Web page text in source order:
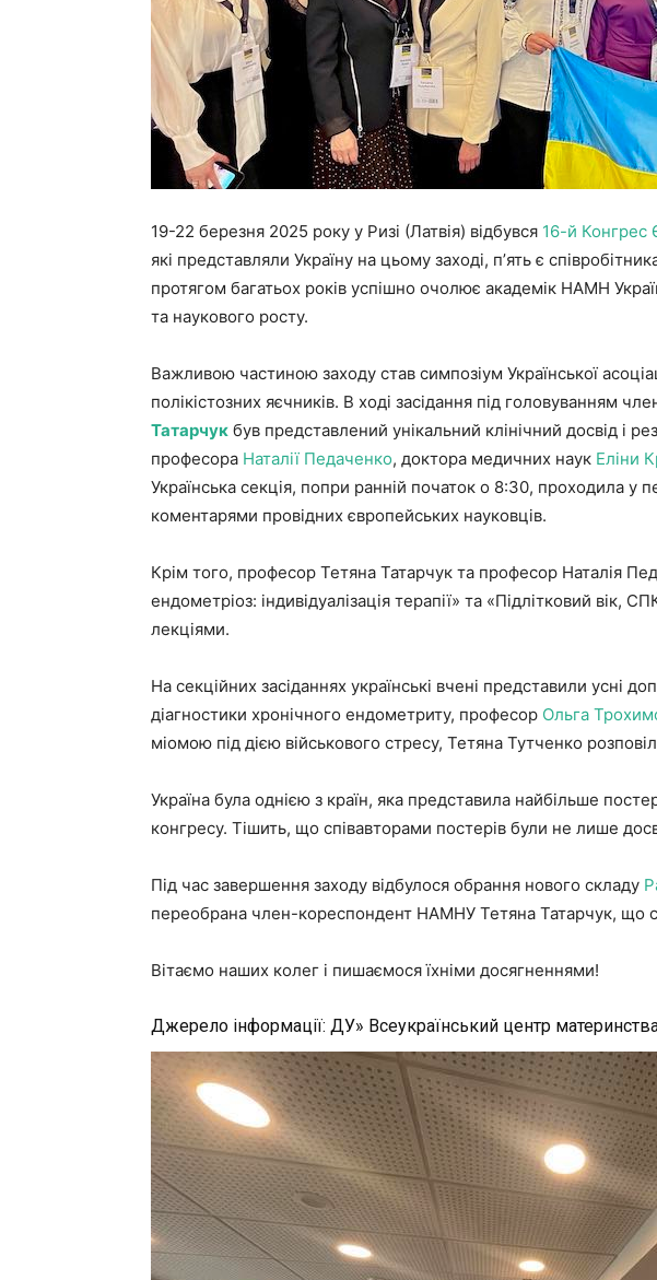
19-22 березня 2025 року у Ризі (Латвія) відбувся 16-й Конгрес
які представляли Україну на цьому заході, пʼять є
протягом багатьох років успішно очолює академік НАМН
та наукового росту.
Важливою частиною заходу став симпозіум Української
полікістозних яєчників. В ході засідання під головуванням
Татарчук був представлений унікальний клінічний досвід і
професора Наталії Педаченко, доктора медичних наук Еліни
Українська секція, попри ранній початок о 8:30, проходила у
коментарями провідних європейських науковців.
Крім того, професор Тетяна Татарчук та професор Наталія
ендометріоз: індивідуалізація терапії» та «Підлітковий
лекціями.
На секційних засіданнях українські вчені представили усні
діагностики хронічного ендометриту, професор Ольга
міомою під дією військового стресу, Тетяна Тутченко
Україна була однією з країн, яка представила найбільше
конгресу. Тішить, що співавторами постерів були не лише
Під час завершення заходу відбулося обрання нового складу
переобрана член-кореспондент НАМНУ Тетяна Татарчук, що
Вітаємо наших колег і пишаємося їхніми досягненнями!
Джерело інформації: ДУ» Всеукраїнський центр